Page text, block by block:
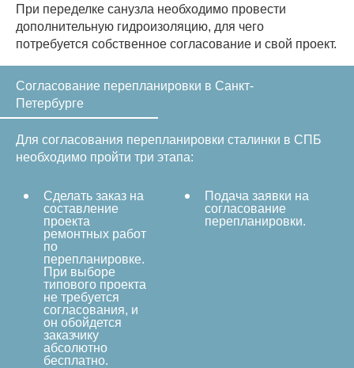
При переделке санузла необходимо провести
дополнительную гидроизоляцию, для чего
потребуется собственное согласование и свой проект.
Согласование перепланировки в Санкт-
Петербурге
Для согласования перепланировки сталинки в СПБ
необходимо пройти три этапа:
Сделать заказ на
составление
проекта
ремонтных работ
по
перепланировке.
При выборе
типового проекта
не требуется
согласования, и
он обойдется
заказчику
абсолютно
бесплатно.
Подача заявки на
согласование
перепланировки.